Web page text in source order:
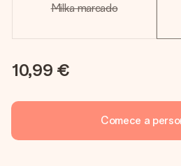
Milka marcado
10,99 €
Comece a